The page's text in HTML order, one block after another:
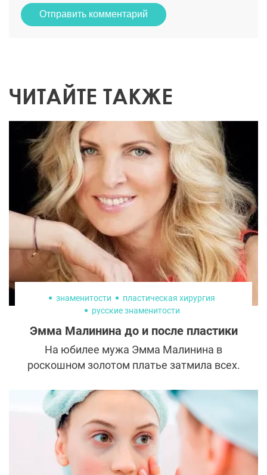
Отправить комментарий
ЧИТАЙТЕ ТАКЖЕ
знаменитости
пластическая хирургия
русские знаменитости
Эмма Малинина до и после пластики
На юбилее мужа Эмма Малинина в
роскошном золотом платье затмила всех.
взрослых детей и уже в статусе бабушки. В
чем секрет прекрасной формы известного
гинеколога — хорошая генетика и уход за
собой или все же пластическая хирургия?